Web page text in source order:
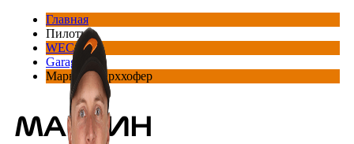
Главная
Пилоты
WEC
Garage 59
Марвин Кирххофер
МАРВИН